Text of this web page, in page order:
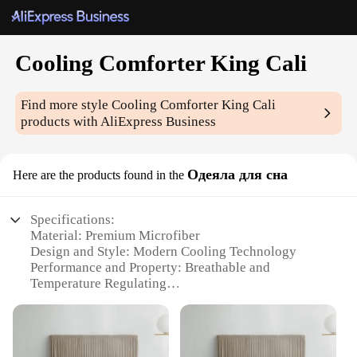
Cooling Comforter King Cali
Find more styleCooling Comforter King Cali
products with AliExpress Business
Here are the products found in the Одеяла для сна
Specifications:
Material: Premium Microfiber
Design and Style: Modern Cooling Technology
Performance and Property: Breathable and
Temperature Regulating
Shape or Size: King Cali Comforter Set
Performance and Property: Durable and Easy to
Clean